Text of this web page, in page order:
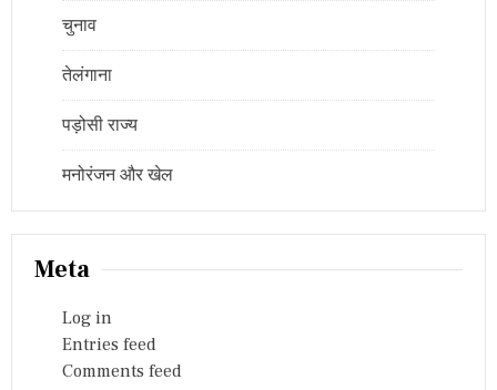
चुनाव
तेलंगाना
पड़ोसी राज्य
मनोरंजन और खेल
Meta
Log in
Entries feed
Comments feed